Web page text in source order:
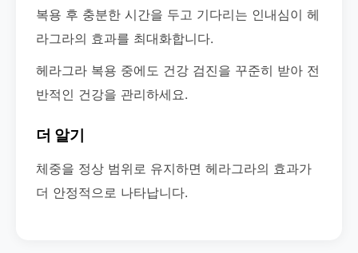
복용 후 충분한 시간을 두고 기다리는 인내심이 헤
라그라의 효과를 최대화합니다.
헤라그라 복용 중에도 건강 검진을 꾸준히 받아 전
반적인 건강을 관리하세요.
더 알기
체중을 정상 범위로 유지하면 헤라그라의 효과가
더 안정적으로 나타납니다.